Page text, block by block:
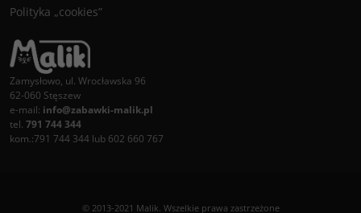
Polityka „cookies”
Zamysłowo, ul. Wrocławska 96
62-060 Stęszew
e-mail: info@zabawki-malik.pl
tel. 791 744 344
kom.:791 744 344 lub 602 660 767
© 2013-2021 Malik. Wszelkie prawa zastrzeżone